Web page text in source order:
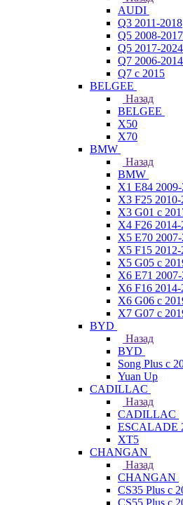
AUDI
Q3 2011-2018
Q5 2008-2017
Q5 2017-2024
Q7 2006-2014
Q7 с 2015
BELGEE
Назад
BELGEE
X50
X70
BMW
Назад
BMW
X1 E84
X3 F25 2010-
X3 G01 с
X4 F26 2014-
X5 E70 2007-
X5 F15 2012-
X5 G05 с
X6 E71 2007-
X6 F16 2014-
X6 G06 с
X7 G07 с
BYD
Назад
BYD
Song Plus с
Yuan Up
CADILLAC
Назад
CADILLAC
ESСALADE
XT5
CHANGAN
Назад
CHANGAN
CS35 Plus с
CS55 Plus с